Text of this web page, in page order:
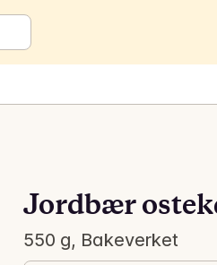
Jordbær
550 g, Bakeverket